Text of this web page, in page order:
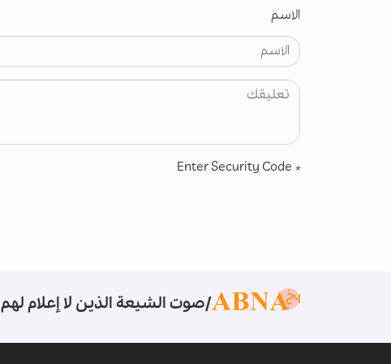
الاسم
*
صوت الشيعة الذين لا إعلام لهم